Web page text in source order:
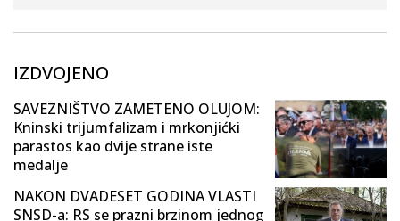
IZDVOJENO
SAVEZNIŠTVO ZAMETENO OLUJOM:
Kninski trijumfalizam i mrkonjićki
parastos kao dvije strane iste
medalje
NAKON DVADESET GODINA VLASTI
SNSD-a: RS se prazni brzinom jednog